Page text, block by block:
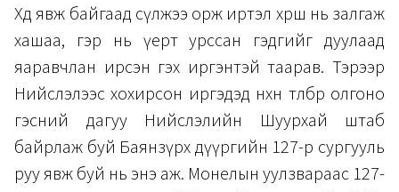
Хөдөө явж байгаад сүлжээ орж иртэл хөрш нь залгаж
хашаа, гэр нь үерт урссан гэдгийг дуулаад
яаравчлан ирсэн гэх иргэнтэй таарав. Тэрээр
Нийслэлээс хохирсон иргэдэд нөхөн төлбөр олгоно
гэсний дагуу Нийслэлийн Шуурхай штаб
байрлаж буй Баянзүрх дүүргийн 127-р сургууль
руу явж буй нь энэ аж. Монелын уулзвараас 127-